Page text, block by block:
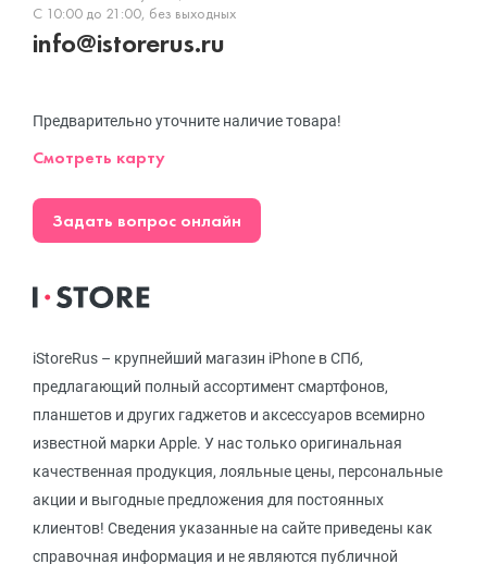
iStoreRus – крупнейший магазин iPhone в СПб,
предлагающий полный ассортимент смартфонов,
планшетов и других гаджетов и аксессуаров всемирно
известной марки Apple. У нас только оригинальная
качественная продукция, лояльные цены, персональные
акции и выгодные предложения для постоянных
клиентов! Сведения указанные на сайте приведены как
справочная информация и не являются публичной
С 10:00 до 21:00, без выходных
info@istorerus.ru
Предварительно уточните наличие товара!
Смотреть карту
Задать вопрос онлайн